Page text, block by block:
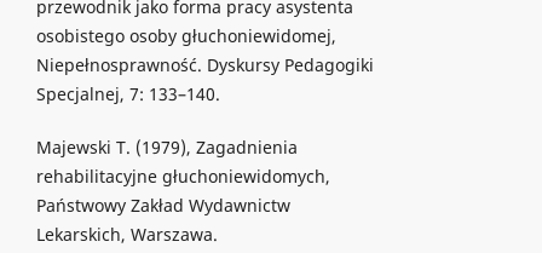
przewodnik jako forma pracy asystenta
osobistego osoby głuchoniewidomej,
Niepełnosprawność. Dyskursy Pedagogiki
Specjalnej, 7: 133–140.
Majewski T. (1979), Zagadnienia
rehabilitacyjne głuchoniewidomych,
Państwowy Zakład Wydawnictw
Lekarskich, Warszawa.